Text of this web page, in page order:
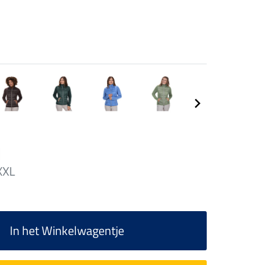
In het Winkelwagentje